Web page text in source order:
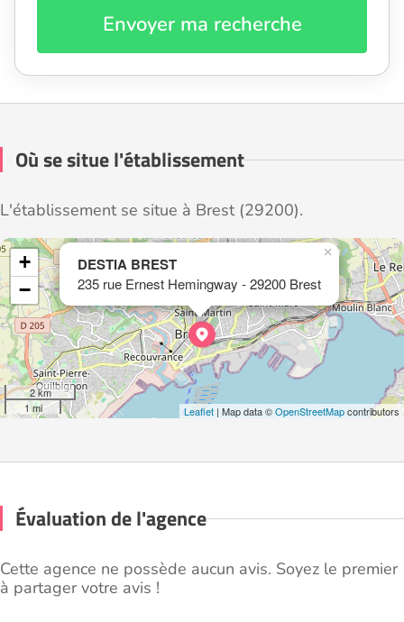
Envoyer ma recherche
Où se situe l'établissement
L'établissement se situe à Brest (29200).
DESTIA BREST
235 rue Ernest Hemingway - 29200 Brest
×
+
−
2 km
1 mi
Leaflet | Map data ©OpenStreetMapcontributors
Évaluation de l'agence
Cette agence ne possède aucun avis. Soyez le premier
à partager votre avis !